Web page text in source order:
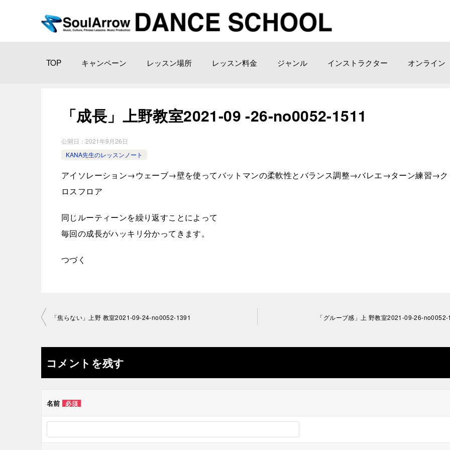
TOP キャンペーン レッスン場所 レッスン料金 ジャンル インストラクター オンライン
「成長」上野教室2021-09 -26-­no0052-1511
公開日： 2021年9月26日
KANA先生のレッスンノート
アイソレーション→ウェーブ→壁を使ってバットマンの柔軟性とバランス調整→バレエ→ターン練習→ク
ロスフロア
同じルーティーンを繰り返すことによって
毎回の成長がハッキリ分かってきます。
つづく
投
ナ
ビ
ゲ
ー
「焦らない」上野 教室2021-09-24-­no0052-1391 「グルーブ感」上 野教室2021-09-26-­
コメントを残す
名前 必須